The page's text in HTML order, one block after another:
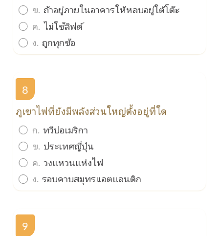
ข. ถ้าอยู่ภายในอาคารให้หลบอยู่ใต้โต๊ะ
ค. ไม่ใช้ลิฟต์
ง. ถูกทุกข้อ
8
ภูเขาไฟที่ยังมีพลังส่วนใหญ่ตั้งอยู่ที่ใด
ก. ทวีปอเมริกา
ข. ประเทศญี่ปุ่น
ค. วงแหวนแห่งไฟ
ง. รอบคาบสมุทรแอตแลนติก
9